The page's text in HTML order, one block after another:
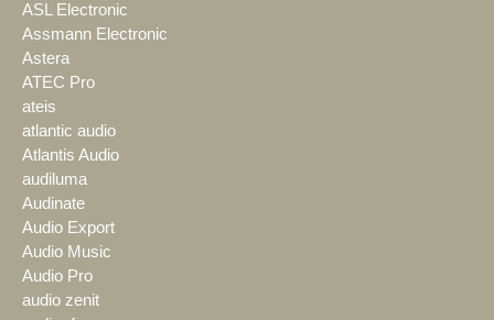
ASL Electronic
Assmann Electronic
Astera
ATEC Pro
ateis
atlantic audio
Atlantis Audio
audiluma
Audinate
Audio Export
Audio Music
Audio Pro
audio zenit